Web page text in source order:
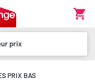
prix
PRIX BAS